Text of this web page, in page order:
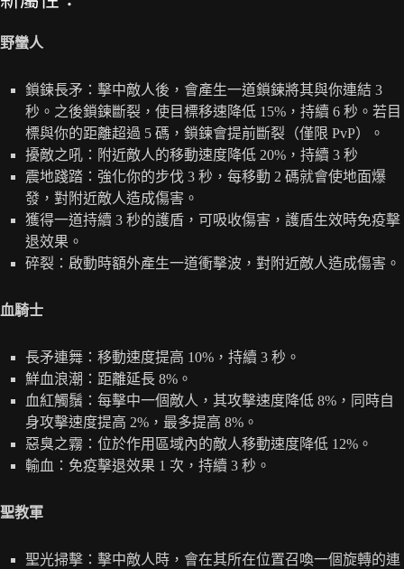
野蠻人
鎖鍊長矛：擊中敵人後，會產生一道鎖鍊將其與你連結 3
秒。之後鎖鍊斷裂，使目標移速降低 15%，持續 6 秒。若目
標與你的距離超過 5 碼，鎖鍊會提前斷裂（僅限 PvP）。
擾敵之吼：附近敵人的移動速度降低 20%，持續 3 秒
震地踐踏：強化你的步伐 3 秒，每移動 2 碼就會使地面爆
發，對附近敵人造成傷害。
獲得一道持續 3 秒的護盾，可吸收傷害，護盾生效時免疫擊
退效果。
碎裂：啟動時額外產生一道衝擊波，對附近敵人造成傷害。
血騎士
長矛連舞：移動速度提高 10%，持續 3 秒。
鮮血浪潮：距離延長 8%。
血紅觸鬚：每擊中一個敵人，其攻擊速度降低 8%，同時自
身攻擊速度提高 2%，最多提高 8%。
惡臭之霧：位於作用區域內的敵人移動速度降低 12%。
輸血：免疫擊退效果 1 次，持續 3 秒。
聖教軍
聖光掃擊：擊中敵人時，會在其所在位置召喚一個旋轉的連